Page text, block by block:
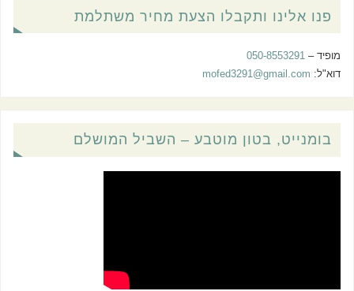
פנו אלינו ותקבלו הצעת מחיר משתלמת
מופיד –050-8553291
דוא"ל: mofed3291@gmail.com
בומנייט, בטון מוטבע – השביל המושלם